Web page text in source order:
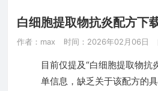
白细胞提取物抗炎配方下
作者：max 时间：2026年02月06日
目前仅提及“白细胞提取物抗
单信息，缺乏关于该配方的具